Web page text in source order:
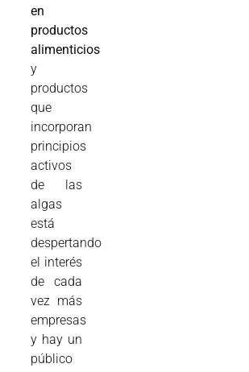
en
productos
alimenticios
y
productos
que
incorporan
principios
activos
de las
algas
está
despertando
el interés
de cada
vez más
empresas
y hay un
público